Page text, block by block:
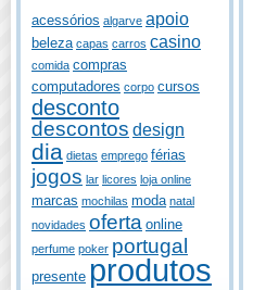
acessórios algarve apoio
beleza capas carros casino
comida compras
computadores corpo cursos
desconto
descontos design
dia dietas emprego férias
jogos lar licores loja online
marcas mochilas moda natal
novidades oferta online
perfume poker portugal
presente produtos